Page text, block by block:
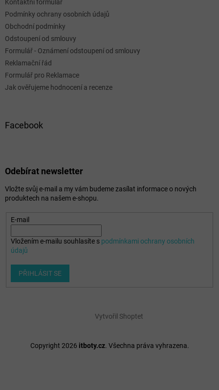
Kontaktní formulář
Podmínky ochrany osobních údajů
Obchodní podmínky
Odstoupení od smlouvy
Formulář - Oznámení odstoupení od smlouvy
Reklamační řád
Formulář pro Reklamace
Jak ověřujeme hodnocení a recenze
Facebook
Odebírat newsletter
Vložte svůj e-mail a my vám budeme zasílat informace o nových
produktech na našem e-shopu.
E-mail
Vložením e-mailu souhlasíte s podmínkami ochrany osobních
údajů
PŘIHLÁSIT SE
Vytvořil Shoptet
Copyright 2026 itboty.cz. Všechna práva vyhrazena.